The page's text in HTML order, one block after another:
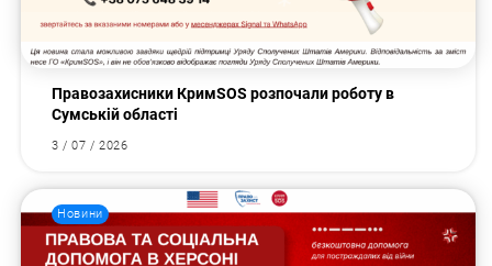
Правозахисники КримSOS розпочали роботу в
Сумській області
3 / 07 / 2026
Новини